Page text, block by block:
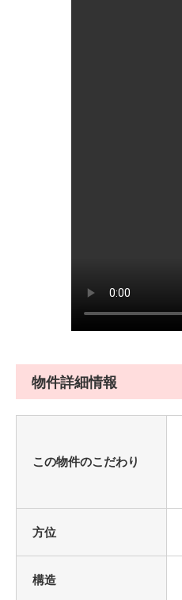
物件詳細情報
この物件のこだわり
方位
構造